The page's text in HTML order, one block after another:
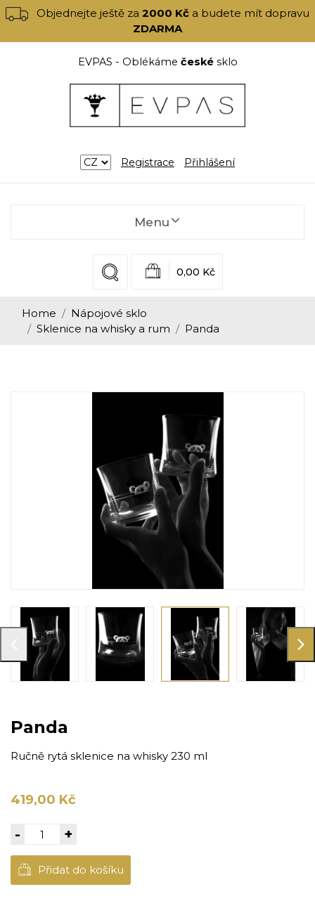
Objednejte ještě za2000 Kč a budete mít dopravu
ZDARMA
EVPAS - Oblékáme českésklo
Registrace Přihlášení
Menu
0,00 Kč
Home
Nápojové sklo
Sklenice na whisky a rum
Panda
Panda
Ručně rytá sklenice na whisky 230 ml
419,00 Kč
- +
Přidat do košíku